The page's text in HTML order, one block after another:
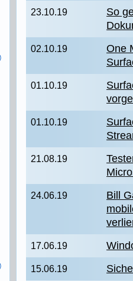
23.10.19
So
02.10.19
One
01.10.19
01.10.19
21.08.19
24.06.19
Bill
17.06.19
15.06.19